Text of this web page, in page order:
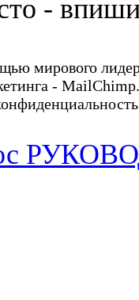
-
мирового
- MailChimp.